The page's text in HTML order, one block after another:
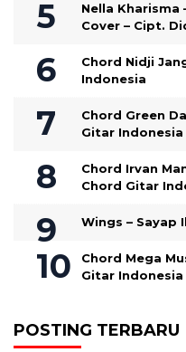
Nella Kharisma
Cover – Cipt.
Chord Nidji
Indonesia
Chord Green
Gitar Indonesia
Chord Irvan
Chord Gitar
Wings – Sayap
Chord Mega
Gitar Indonesia
POSTING TERBARU